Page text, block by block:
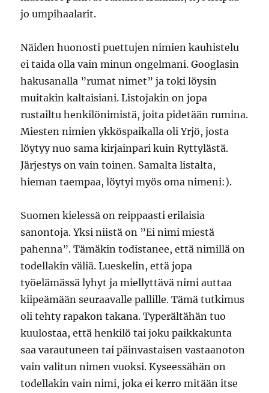
jo umpihaalarit.
Näiden huonosti puettujen nimien kauhistelu
ei taida olla vain minun ongelmani. Googlasin
hakusanalla ”rumat nimet” ja toki löysin
muitakin kaltaisiani. Listojakin on jopa
rustailtu henkilönimistä, joita pidetään rumina.
Miesten nimien ykköspaikalla oli Yrjö, josta
löytyy nuo sama kirjainpari kuin Ryttylästä.
Järjestys on vain toinen. Samalta listalta,
hieman taempaa, löytyi myös oma nimeni:).
Suomen kielessä on reippaasti erilaisia
sanontoja. Yksi niistä on ”Ei nimi miestä
pahenna”. Tämäkin todistanee, että nimillä on
todellakin väliä. Lueskelin, että jopa
työelämässä lyhyt ja miellyttävä nimi auttaa
kiipeämään seuraavalle pallille. Tämä tutkimus
oli tehty rapakon takana. Typerältähän tuo
kuulostaa, että henkilö tai joku paikkakunta
saa varautuneen tai päinvastaisen vastaanoton
vain valitun nimen vuoksi. Kyseessähän on
todellakin vain nimi, joka ei kerro mitään itse